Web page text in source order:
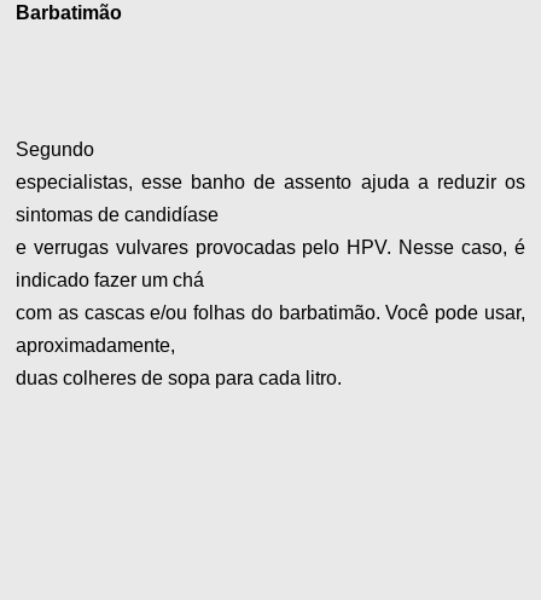
Barbatimão
Segundo
especialistas, esse banho de assento ajuda a reduzir os
sintomas de candidíase
e verrugas vulvares provocadas pelo HPV. Nesse caso, é
indicado fazer um chá
com as cascas e/ou folhas do barbatimão. Você pode usar,
aproximadamente,
duas colheres de sopa para cada litro.